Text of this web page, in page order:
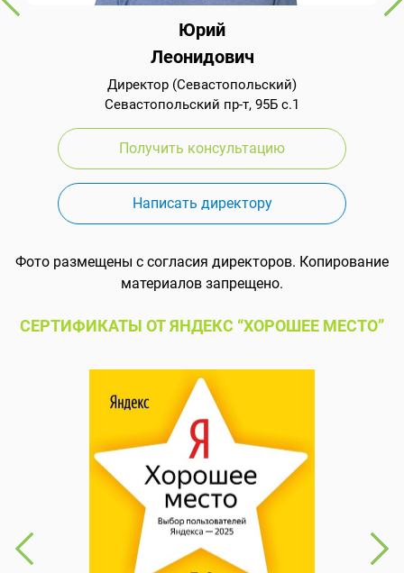
Юрий
Леонидович
Директор (Севастопольский)
Севастопольский пр-т, 95Б с.1
Получить консультацию
Написать директору
Фото размещены с согласия директоров. Копирование
материалов запрещено.
СЕРТИФИКАТЫ ОТ ЯНДЕКС “ХОРОШЕЕ МЕСТО”